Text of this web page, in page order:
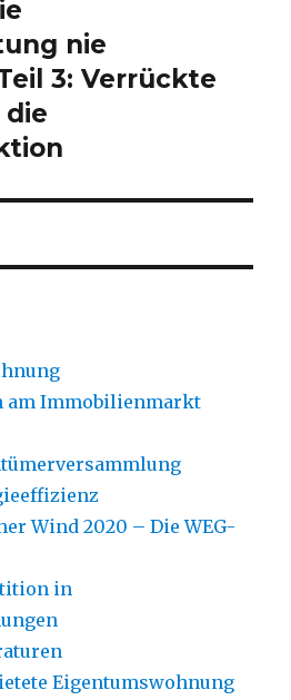
nie
3: Verrückte
am Immobilienmarkt
Wind 2020 – Die WEG-
in
Eigentumswohnung